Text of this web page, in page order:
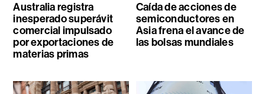
Australia registra
inesperado superávit
comercial impulsado
por exportaciones de
materias primas
Caída de acciones de
semiconductores en
Asia frena el avance de
las bolsas mundiales